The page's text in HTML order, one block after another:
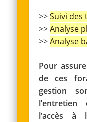
>>Suivi des
>>Analyse
>>Analyse
Pour
de ces
gestion
l’accès à